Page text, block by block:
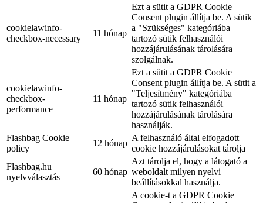
cookielawinfo-
checkbox-necessary
11 hónap
Ezt a sütit a GDPR Cookie
Consent plugin állítja be. A sütik
a "Szükséges" kategóriába
tartozó sütik felhasználói
hozzájárulásának tárolására
szolgálnak.
cookielawinfo-
checkbox-
performance
11 hónap
Ezt a sütit a GDPR Cookie
Consent plugin állítja be. A sütit a
"Teljesítmény" kategóriába
tartozó sütik felhasználói
hozzájárulásának tárolására
használják.
Flashbag Cookie
policy
12 hónap
A felhasználó által elfogadott
cookie hozzájárulásokat tárolja
Flashbag.hu
nyelvválasztás
60 hónap
Azt tárolja el, hogy a látogató a
weboldalt milyen nyelvi
beállításokkal használja.
A cookie-t a GDPR Cookie